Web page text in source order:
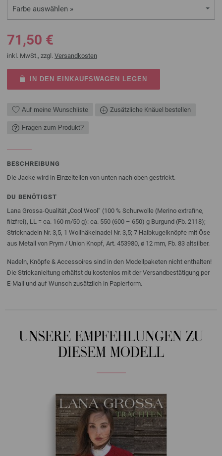
Farbe auswählen »
71,50 €
inkl. MwSt., zzgl. Versandkosten
IN DEN EINKAUFSWAGEN LEGEN
Auf meine Wunschliste Zusätzliche Knäuel bestellen
Fragen zum Produkt?
BESCHREIBUNG
Die Jacke wird in Einzelteilen von unten nach oben gestrickt.
DU BENÖTIGST
Lana Grossa-Qualität „Cool Wool” (100 % Schurwolle (Merino extrafine,
filzfrei), LL = ca. 160 m/50 g): ca. 550 (600 – 650) g Burgund (Fb. 2118);
Stricknadeln Nr. 3,5, 1 Wollhäkelnadel Nr. 3,5; 7 Halbkugelknöpfe mit Öse
aus Metall von Prym / Union Knopf, Art. 453980, ø 12 mm, Fb. 83 altsilber.
Nadeln, Knöpfe & Accessoires sind in den Modellpaketen nicht enthalten!
Die Strickanleitung erhältst du kostenlos mit der Versandbestätigung per
E-Mail und auf Wunsch zusätzlich in Papierform.
UNSERE EMPFEHLUNGEN ZU
DIESEM MODELL